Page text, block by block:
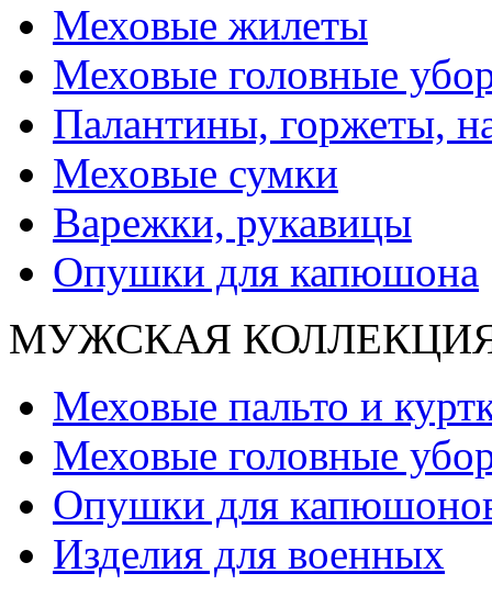
Меховые жилеты
Меховые головные
Палантины, горжеты,
Меховые сумки
Варежки, рукавицы
Опушки для капюшона
МУЖСКАЯ
Меховые пальто и
Меховые головные
Опушки для
Изделия для военных